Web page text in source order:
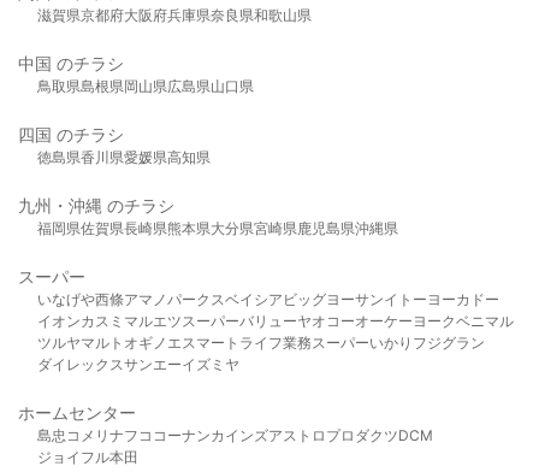
滋賀県京都府大阪府兵庫県奈良県和歌山県
中国 のチラシ
鳥取県島根県岡山県広島県山口県
四国 のチラシ
徳島県香川県愛媛県高知県
九州・沖縄 のチラシ
福岡県佐賀県長崎県熊本県大分県宮崎県鹿児島県沖縄県
スーパー
いなげや西條アマノパークスベイシア ビッグヨーサンイトーヨーカドー
イオンカスミ マルエツスーパーバリューヤオコーオーケー ヨークベニマル
ツルヤマルト オギノ エスマート ライフ業務スーパーいかり フジグラン
ダイレックスサンエーイズミヤ
ホームセンター
島忠 コメリ ナフコ コーナンカインズアストロプロダクツDCM
ジョイフル本田